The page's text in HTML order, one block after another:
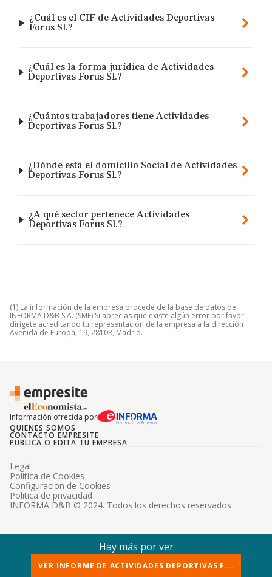
¿Cuál es el CIF de Actividades Deportivas
Forus Sl.?
¿Cuál es la forma jurídica de Actividades
Deportivas Forus Sl.?
¿Cuántos trabajadores tiene Actividades
Deportivas Forus Sl.?
¿Dónde está el domicilio Social de Actividades
Deportivas Forus Sl.?
¿A qué sector pertenece Actividades
Deportivas Forus Sl.?
(1) La información de la empresa procede de la base de datos de
INFORMA D&B S.A. (SME) Si aprecias que existe algún error por favor
dirígete acreditando tu representación de la empresa a la dirección
Avenida de Europa, 19, 28108, Madrid.
Información ofrecida por
QUIENES SOMOS
CONTACTO EMPRESITE
PUBLICA O EDITA TU EMPRESA
INFORMA D&B © 2024. Todos los derechos reservados
Legal
Politica de Cookies
Configuracion de Cookies
Politica de privacidad
Hay más por ver
VER INFORME DE ACTIVIDADES DEPORTIVAS F...